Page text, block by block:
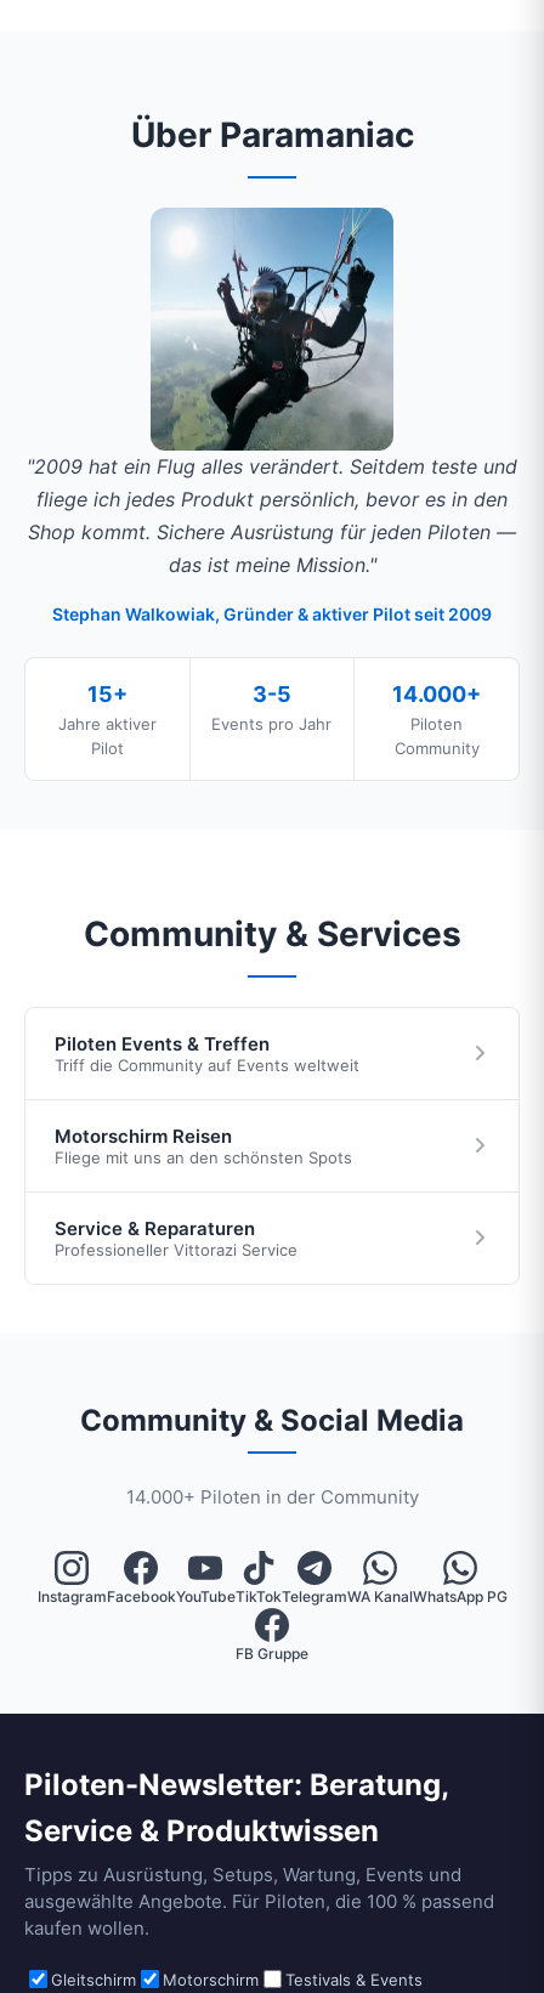
Über Paramaniac
"2009 hat ein Flug alles verändert. Seitdem teste und
fliege ich jedes Produkt persönlich, bevor es in den
Shop kommt. Sichere Ausrüstung für jeden Piloten —
das ist meine Mission."
Stephan Walkowiak, Gründer & aktiver Pilot seit 2009
15+
Jahre aktiver
Pilot
3-5
Events pro Jahr
14.000+
Piloten
Community
Community & Services
Piloten Events & Treffen
Triff die Community auf Events weltweit
Motorschirm Reisen
Fliege mit uns an den schönsten Spots
Service & Reparaturen
Professioneller Vittorazi Service
Community & Social Media
14.000+ Piloten in der Community
InstagramFacebookYouTubeTikTokTelegramWA KanalWhatsApp PG
FB Gruppe
Piloten-Newsletter: Beratung,
Service & Produktwissen
Tipps zu Ausrüstung, Setups, Wartung, Events und
ausgewählte Angebote. Für Piloten, die 100 % passend
kaufen wollen.
Gleitschirm Motorschirm
Testivals & Events